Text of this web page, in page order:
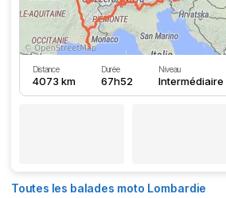
Distance
4073 km
Durée
67h52
Niveau
Intermédiaire
Toutes les balades moto Lombardie